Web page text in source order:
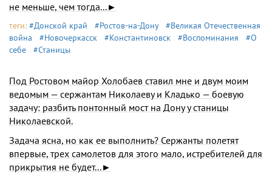
не меньше, чем тогда...►
теги: #Донской край #Ростов-на-Дону
#Великая Отечественная
война
#Новочеркасск #Константиновск #Воспоминания
#О
себе
#Станицы
Под Ростовом майор Холобаев ставил мне и двум моим
ведо­мым — сержантам Николаеву и Кладько — боевую
задачу: раз­бить понтонный мост на Дону у станицы
Николаевской.
Задача ясна, но как ее выполнить? Сержанты полетят
впер­вые, трех самолетов для этого мало, истребителей для
прикрытия не будет...►